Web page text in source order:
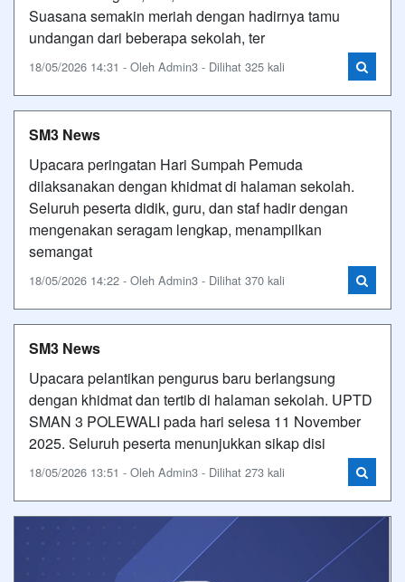
Suasana semakin meriah dengan hadirnya tamu
undangan dari beberapa sekolah, ter
18/05/2026 14:31 - Oleh Admin3 - Dilihat 325 kali
SM3 News
Upacara peringatan Hari Sumpah Pemuda
dilaksanakan dengan khidmat di halaman sekolah.
Seluruh peserta didik, guru, dan staf hadir dengan
mengenakan seragam lengkap, menampilkan
semangat
18/05/2026 14:22 - Oleh Admin3 - Dilihat 370 kali
SM3 News
Upacara pelantikan pengurus baru berlangsung
dengan khidmat dan tertib di halaman sekolah. UPTD
SMAN 3 POLEWALI pada hari selesa 11 November
2025. Seluruh peserta menunjukkan sikap disi
18/05/2026 13:51 - Oleh Admin3 - Dilihat 273 kali